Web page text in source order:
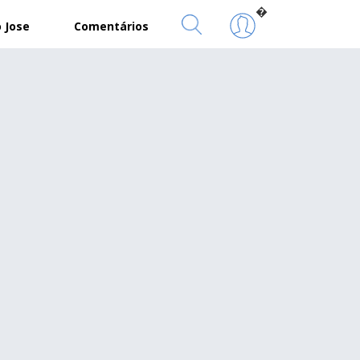
Comentários
�